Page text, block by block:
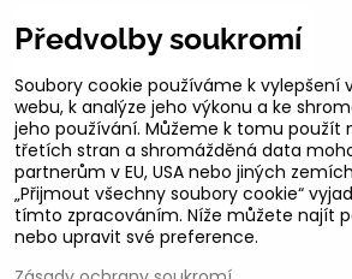
Odeslat
B2b podmínky pro
Předvolby soukromí
Soubory cookie používáme k vylepšení
webu, k analýze jeho výkonu a ke
jeho používání. Můžeme k tomu použít
třetích stran a shromážděná data
partnerům v EU, USA nebo jiných
„Přijmout všechny soubory cookie“
tímto zpracováním. Níže můžete najít
nebo upravit své preference.